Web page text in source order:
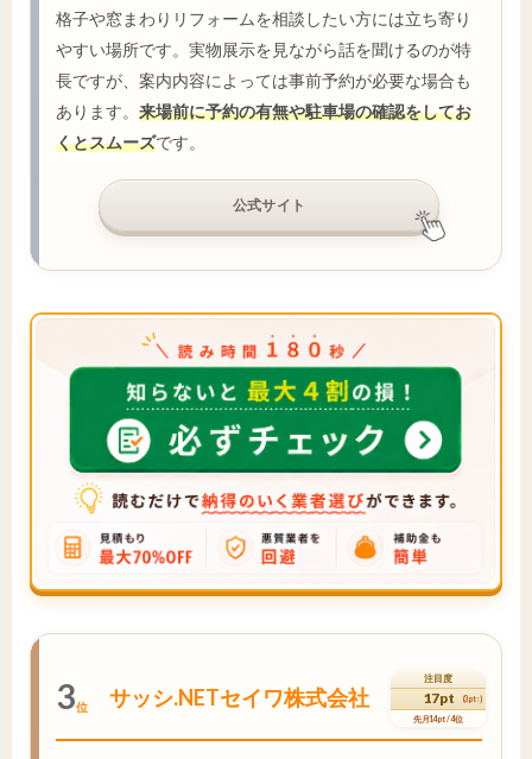
格子や窓まわりリフォームを相談したい方には立ち寄り
やすい場所です。実物展示を見ながら話を聞けるのが特
長ですが、案内内容によっては事前予約が必要な場合も
あります。 来場前に予約の有無や駐車場の確認をしてお
くとスムーズです。
公式サイト
3位 サッシ.NETセイワ株式会社
注目度
17pt (3pt↑)
先月14pt / 4位